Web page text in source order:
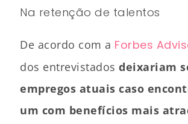
Na retenção de talentos
De acordo com a Forbes
dos entrevistados deixariam
empregos atuais caso
um com benefícios mais